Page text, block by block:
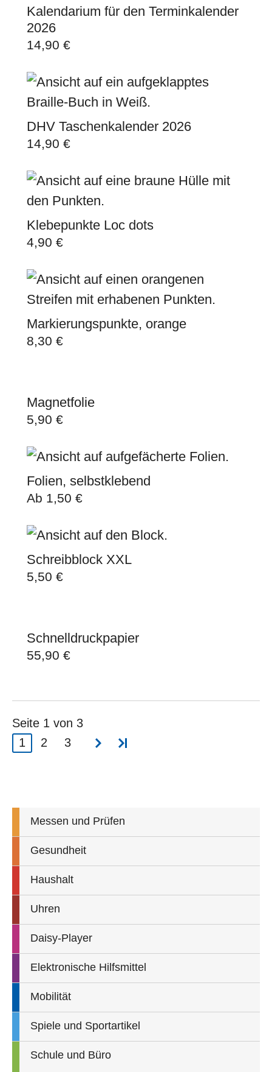
Kalendarium für den Terminkalender
2026
14,90 €
DHV Taschenkalender 2026
14,90 €
Klebepunkte Loc dots
4,90 €
Markierungspunkte, orange
8,30 €
Magnetfolie
5,90 €
Folien, selbstklebend
Ab 1,50 €
Schreibblock XXL
5,50 €
Schnelldruckpapier
55,90 €
Seite 1 von 3
1
2 3
Messen und Prüfen
Gesundheit
Haushalt
Uhren
Daisy-Player
Elektronische Hilfsmittel
Mobilität
Spiele und Sportartikel
Schule und Büro